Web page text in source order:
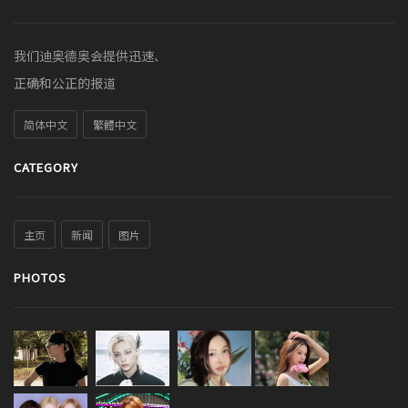
我们迪奥德奥会提供迅速、
正确和公正的报道
简体中文 繁體中文
CATEGORY
主页 新闻 图片
PHOTOS